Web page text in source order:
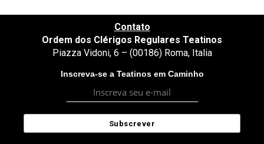
Contato
Ordem dos Clérigos Regulares Teatinos
Piazza Vidoni, 6 – (00186) Roma, Italia
Inscreva-se a Teatinos em Caminho